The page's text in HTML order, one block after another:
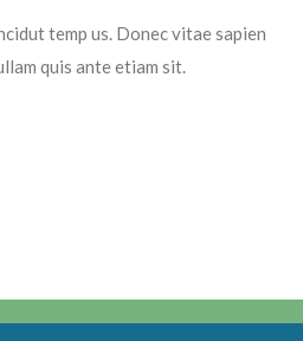
temp us. Donec vitae sapien
quis ante etiam sit.